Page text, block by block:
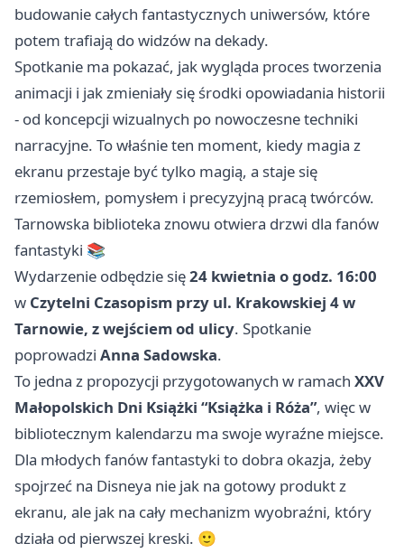
budowanie całych fantastycznych uniwersów, które
potem trafiają do widzów na dekady.
Spotkanie ma pokazać, jak wygląda proces tworzenia
animacji i jak zmieniały się środki opowiadania historii
- od koncepcji wizualnych po nowoczesne techniki
narracyjne. To właśnie ten moment, kiedy magia z
ekranu przestaje być tylko magią, a staje się
rzemiosłem, pomysłem i precyzyjną pracą twórców.
Tarnowska biblioteka znowu otwiera drzwi dla fanów
fantastyki 📚
Wydarzenie odbędzie się24 kwietnia o godz. 16:00
w Czytelni Czasopism przy ul. Krakowskiej 4 w
Tarnowie, z wejściem od ulicy. Spotkanie
poprowadzi Anna Sadowska.
To jedna z propozycji przygotowanych w ramach XXV
Małopolskich Dni Książki “Książka i Róża”, więc w
bibliotecznym kalendarzu ma swoje wyraźne miejsce.
Dla młodych fanów fantastyki to dobra okazja, żeby
spojrzeć na Disneya nie jak na gotowy produkt z
ekranu, ale jak na cały mechanizm wyobraźni, który
działa od pierwszej kreski. 🙂